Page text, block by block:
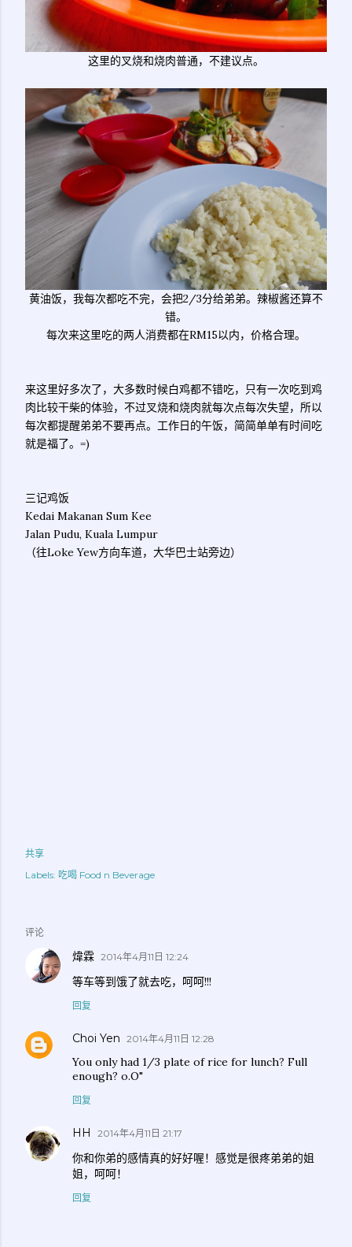
这里的叉烧和烧肉普通，不建议点。
黄油饭，我每次都吃不完，会把2/3分给弟弟。辣椒酱还算不
错。
每次来这里吃的两人消费都在RM15以内，价格合理。
来这里好多次了，大多数时候白鸡都不错吃，只有一次吃到鸡
肉比较干柴的体验，不过叉烧和烧肉就每次点每次失望，所以
每次都提醒弟弟不要再点。工作日的午饭，简简单单有时间吃
就是福了。=)
三记鸡饭
Kedai Makanan Sum Kee
Jalan Pudu, Kuala Lumpur
（往Loke Yew方向车道，大华巴士站旁边）
共享
Labels: 吃喝 Food n Beverage
评论
煒霖 2014年4月11日 12:24
等车等到饿了就去吃，呵呵!!!
回复
Choi Yen 2014年4月11日 12:28
You only had 1/3 plate of rice for lunch? Full
enough? o.O"
回复
HH 2014年4月11日 21:17
你和你弟的感情真的好好喔！感觉是很疼弟弟的姐
姐，呵呵！
回复